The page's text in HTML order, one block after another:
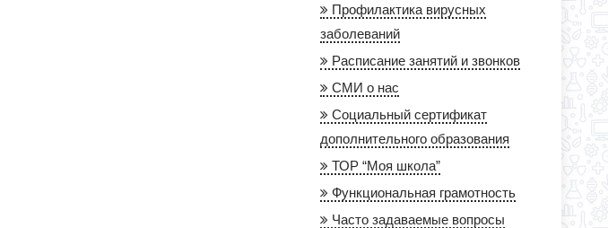
Профилактика вирусных
заболеваний
Расписание занятий и звонков
СМИ о нас
Социальный сертификат
дополнительного образования
ТОР “Моя школа”
Функциональная грамотность
Часто задаваемые вопросы